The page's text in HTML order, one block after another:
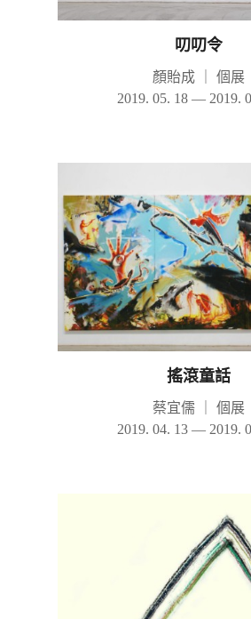
叨叨令
顏貽成
個展
2019. 05. 18 — 2019.
搖滾童話
蔡宜儒
個展
2019. 04. 13 — 2019.